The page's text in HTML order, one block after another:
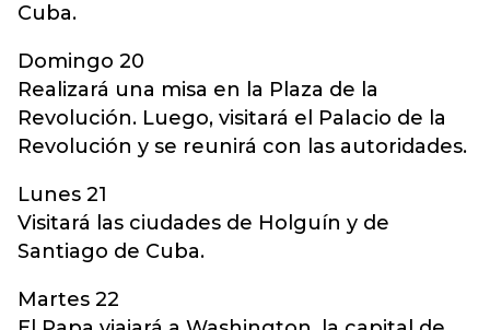
Cuba.
Domingo 20
Realizará una misa en la Plaza de la
Revolución. Luego, visitará el Palacio de la
Revolución y se reunirá con las autoridades.
Lunes 21
Visitará las ciudades de Holguín y de
Santiago de Cuba.
Martes 22